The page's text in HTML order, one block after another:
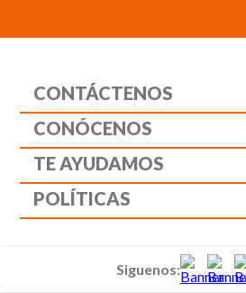
CONTÁCTENOS
CONÓCENOS
TE AYUDAMOS
POLÍTICAS
Siguenos: